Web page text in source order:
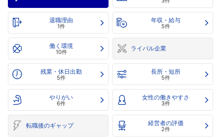
退職理由
1件
年収・給与
5件
働く環境
10件 ライバル企業
残業・休日出勤
5件
長所・短所
5件
やりがい
6件
女性の働きやすさ
3件
転職後のギャップ 経営者の評価
2件